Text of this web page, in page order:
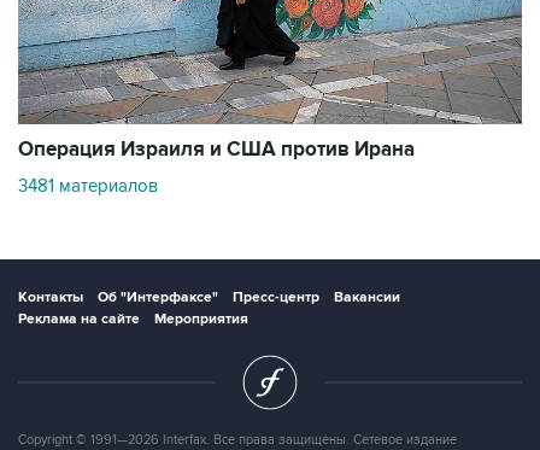
Операция Израиля и США против Ирана
3481 материалов
Контакты Об "Интерфаксе" Пресс-центр
Вакансии
Реклама на сайте
Мероприятия
Copyright © 1991—2026 Interfax. Все права защищены. Сетевое издание